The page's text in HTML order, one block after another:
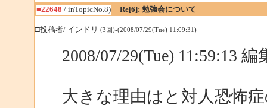
■22648 / inTopicNo.8) Re[6]: 勉強会について
□投稿者/ インドリ (3回)-(2008/07/29(Tue) 11:09:31)
2008/07/29(Tue) 11:59:13
大きな理由はと対人恐怖